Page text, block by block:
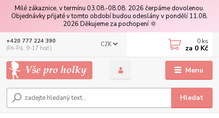
Milé zákaznice, v termínu 03.08.-08.08. 2026 čerpáme dovolenou.
Objednávky přijaté v tomto období budou odeslány v pondělí 11.08.
2026 Děkujeme za pochopení 🌞
Menu
CZK
Hledat
+420 777 224 390
(Po-Pá, 9-17 hod.)
0 ks
za 0 Kč